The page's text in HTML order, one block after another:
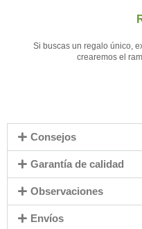
Si buscas un regalo único,
crearemos el
Consejos
Garantía de calidad
Observaciones
Envíos